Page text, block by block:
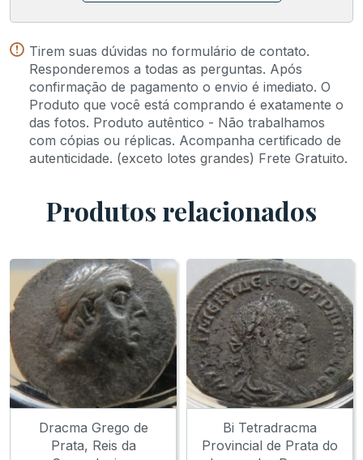
Tirem suas dúvidas no formulário de contato.
Responderemos a todas as perguntas. Após
confirmação de pagamento o envio é imediato. O
Produto que você está comprando é exatamente o
das fotos. Produto autêntico - Não trabalhamos
com cópias ou réplicas. Acompanha certificado de
autenticidade. (exceto lotes grandes) Frete Gratuito.
Produtos relacionados
Dracma Grego de
Prata, Reis da
Bi Tetradracma
Provincial de Prata do